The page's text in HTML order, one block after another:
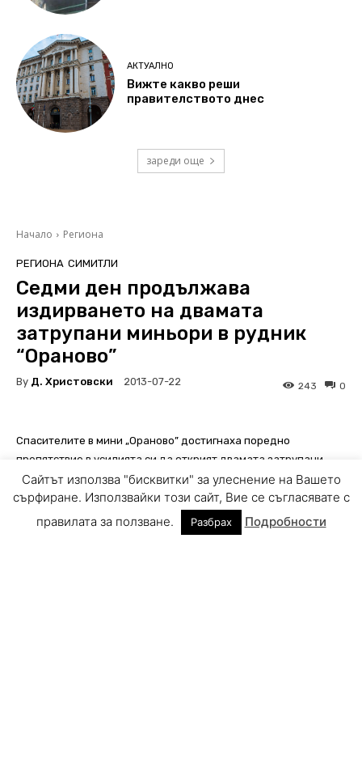
АКТУАЛНО
Вижте какво реши
правителството днес
зареди още
Сайтът използва "бисквитки" за улеснение на Вашето
сърфиране. Използвайки този сайт, Вие се съгласявате с
правилата за ползване.
Разбрах Подробности